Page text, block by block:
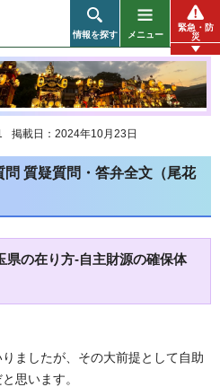
情報を探す メニュー
緊急・防
災
掲載日：2024年10月23日
質疑質問・答弁全文（尾花
県の在り方-自主財源の確保体
ましたが、その大前提として自助
思います。